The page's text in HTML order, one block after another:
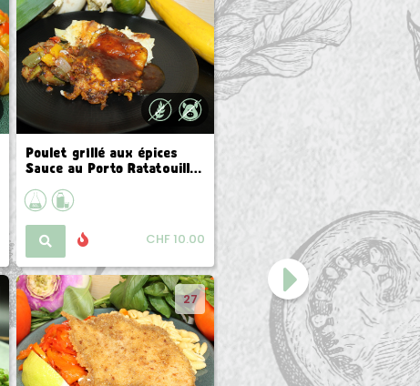
Poulet grillé aux épices
Sauce au Porto Ratatouille
dauphinois
CHF 10.00
27
CHF 3.50
114